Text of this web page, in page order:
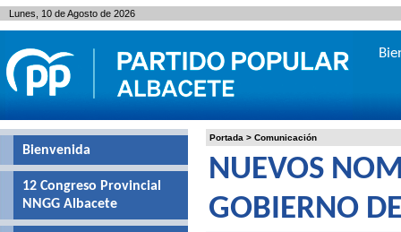
Portada > Comunicación
NUEVOS
GOBIERNO
Bienvenida
12 Congreso Provincial
NNGG Albacete
Lunes, 10 de Agosto de 2026